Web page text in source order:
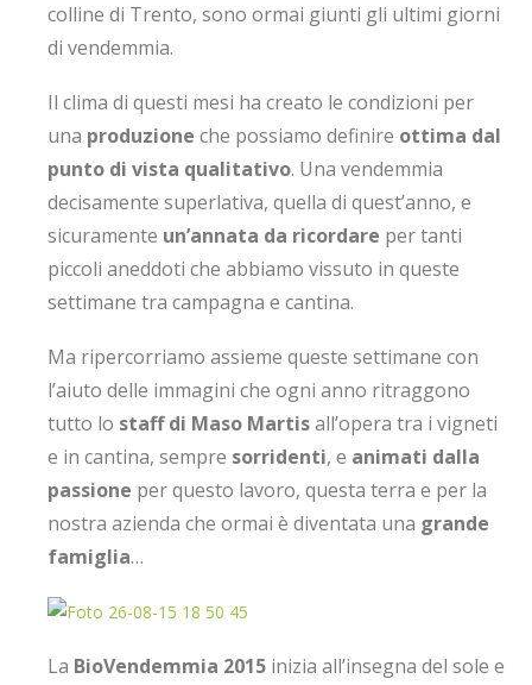
colline di Trento, sono ormai giunti gli ultimi giorni
di vendemmia.
Il clima di questi mesi ha creato le condizioni per
una produzione che possiamo definire ottima dal
punto di vista qualitativo. Una vendemmia
decisamente superlativa, quella di quest’anno, e
sicuramente un’annata da ricordare per tanti
piccoli aneddoti che abbiamo vissuto in queste
settimane tra campagna e cantina.
Ma ripercorriamo assieme queste settimane con
l’aiuto delle immagini che ogni anno ritraggono
tutto lo staff di Maso Martisall’opera tra i vigneti
e in cantina, sempre sorridenti, e animati dalla
passione per questo lavoro, questa terra e per la
nostra azienda che ormai è diventata una grande
famiglia…
La BioVendemmia 2015 inizia all’insegna del sole e